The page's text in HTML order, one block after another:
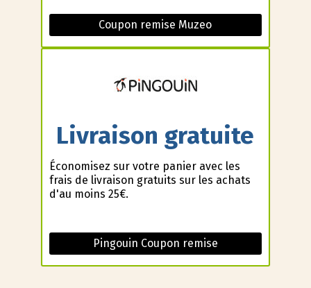
Coupon remise Muzeo
Livraison gratuite
Économisez sur votre panier avec les
frais de livraison gratuits sur les achats
d'au moins 25€.
Pingouin Coupon remise